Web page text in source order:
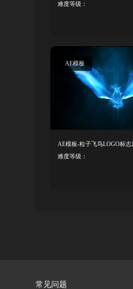
难度等级：
AE模板
难度等级：
常见问题